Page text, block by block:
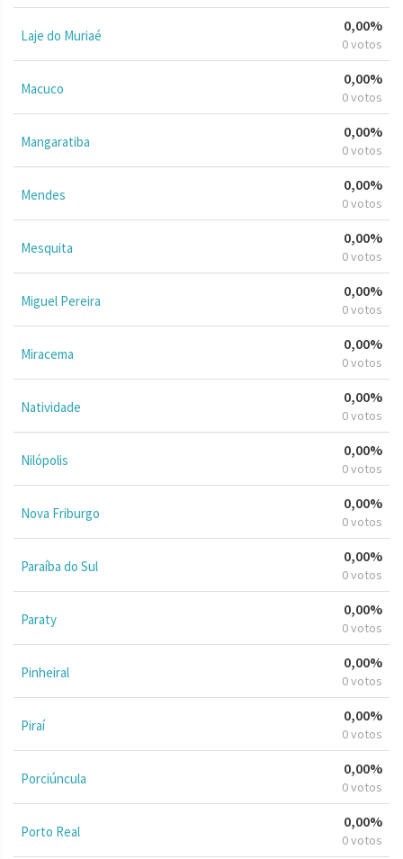
Laje do Muriaé
0,00%
0 votos
Macuco
0,00%
0 votos
Mangaratiba
0,00%
0 votos
Mendes
0,00%
0 votos
Mesquita
0,00%
0 votos
Miguel Pereira
0,00%
0 votos
Miracema
0,00%
0 votos
Natividade
0,00%
0 votos
Nilópolis
0,00%
0 votos
Nova Friburgo
0,00%
0 votos
Paraíba do Sul
0,00%
0 votos
Paraty
0,00%
0 votos
Pinheiral
0,00%
0 votos
Piraí
0,00%
0 votos
Porciúncula
0,00%
0 votos
Porto Real
0,00%
0 votos